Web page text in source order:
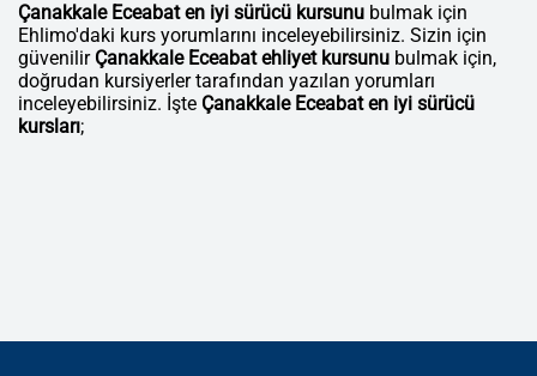
Çanakkale Eceabat en iyi sürücü kursunu bulmak için
Ehlimo'daki kurs yorumlarını inceleyebilirsiniz. Sizin için
güvenilir Çanakkale Eceabat ehliyet kursunu bulmak için,
doğrudan kursiyerler tarafından yazılan yorumları
inceleyebilirsiniz. İşte Çanakkale Eceabat en iyi sürücü
kursları;